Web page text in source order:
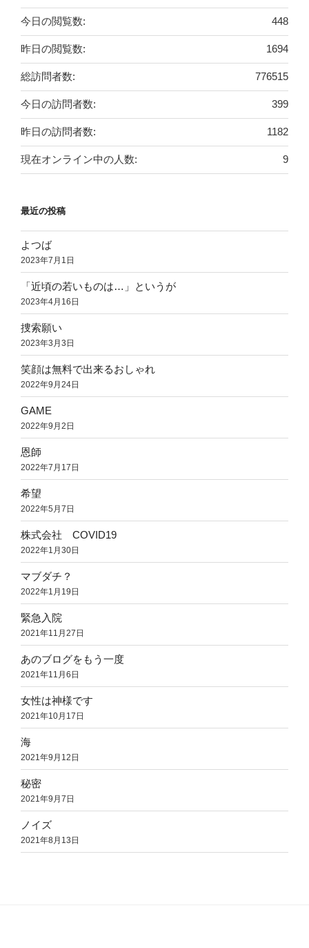
448
今日の閲覧数:
1694
昨日の閲覧数:
776515
総訪問者数:
399
今日の訪問者数:
1182
昨日の訪問者数:
9
現在オンライン中の人数:
最近の投稿
よつば
2023年7月1日
「近頃の若いものは…」というが
2023年4月16日
捜索願い
2023年3月3日
笑顔は無料で出来るおしゃれ
2022年9月24日
GAME
2022年9月2日
恩師
2022年7月17日
希望
2022年5月7日
株式会社 COVID19
2022年1月30日
マブダチ？
2022年1月19日
緊急入院
2021年11月27日
あのブログをもう一度
2021年11月6日
女性は神様です
2021年10月17日
海
2021年9月12日
秘密
2021年9月7日
ノイズ
2021年8月13日